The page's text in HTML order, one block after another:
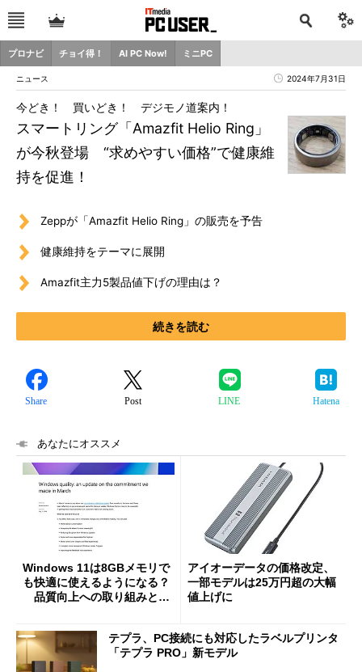
プロナビ チョイ得！ AI PC Now! ミニPC
ニュース 2024年7月31日
スマートリング「Amazfit Helio Ring」
が今秋登場 “求めやすい価格”で健康維
持を促進！
今どき！ 買いどき！ デジモノ道案内！
Zeppが「Amazfit Helio Ring」の販売を予告
健康維持をテーマに展開
Amazfit主力5製品値下げの理由は？
続きを読む
Share Post LINE Hatena
あなたにオススメ
Windows 11は8GBメモリで
も快適に使えるようになる？
品質向上への取り組みと
アイオーデータの価格改定、
一部モデルは25万円超の大幅
値上げに
テプラ、PC接続にも対応したラベルプリンタ
「テプラ PRO」新モデル